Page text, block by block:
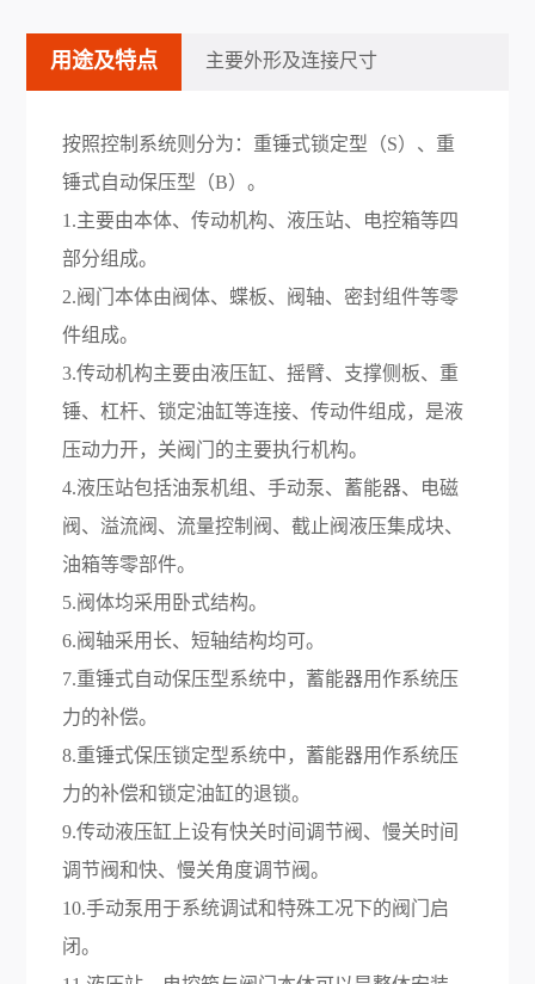
用途及特点 主要外形及连接尺寸
按照控制系统则分为：重锤式锁定型（S）、重
锤式自动保压型（B）。
1.主要由本体、传动机构、液压站、电控箱等四
部分组成。
2.阀门本体由阀体、蝶板、阀轴、密封组件等零
件组成。
3.传动机构主要由液压缸、摇臂、支撑侧板、重
锤、杠杆、锁定油缸等连接、传动件组成，是液
压动力开，关阀门的主要执行机构。
4.液压站包括油泵机组、手动泵、蓄能器、电磁
阀、溢流阀、流量控制阀、截止阀液压集成块、
油箱等零部件。
5.阀体均采用卧式结构。
6.阀轴采用长、短轴结构均可。
7.重锤式自动保压型系统中，蓄能器用作系统压
力的补偿。
8.重锤式保压锁定型系统中，蓄能器用作系统压
力的补偿和锁定油缸的退锁。
9.传动液压缸上设有快关时间调节阀、慢关时间
调节阀和快、慢关角度调节阀。
10.手动泵用于系统调试和特殊工况下的阀门启
闭。